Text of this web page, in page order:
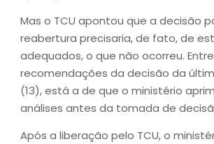
Mas o TCU apontou que a decisão
reabertura precisaria, de fato, de
adequados, o que não ocorreu.
recomendações da decisão da
(13), está a de que o ministério
análises antes da tomada de
Após a liberação pelo TCU, o